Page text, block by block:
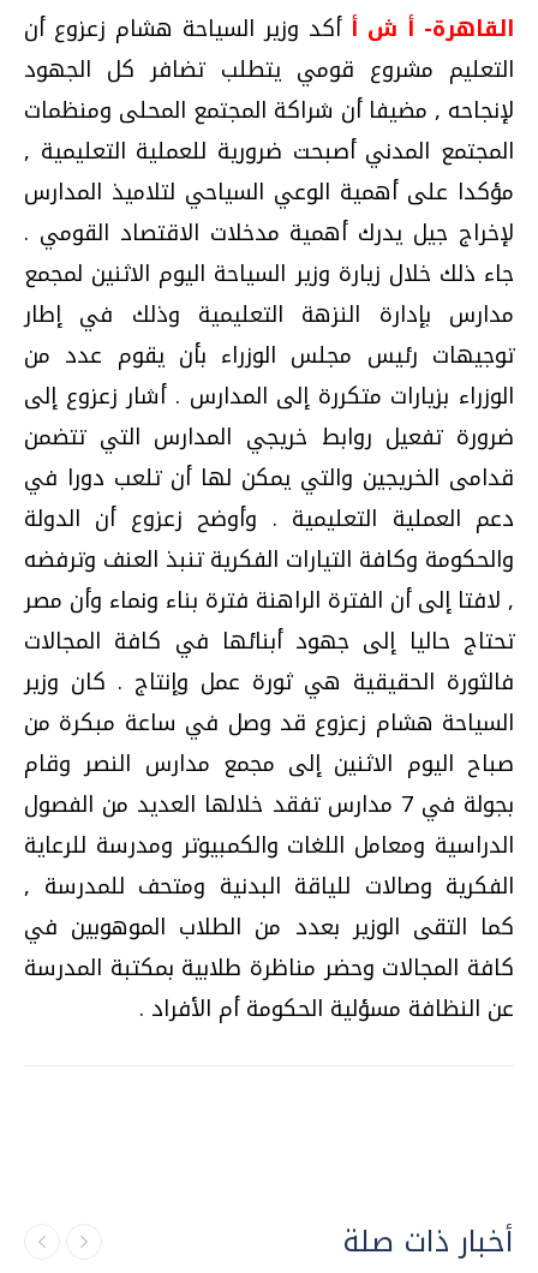
القاهرة- أ ش أ أكد وزير السياحة هشام زعزوع أن
التعليم مشروع قومي يتطلب تضافر كل الجهود
لإنجاحه , مضيفا أن شراكة المجتمع المحلى ومنظمات
المجتمع المدني أصبحت ضرورية للعملية التعليمية ,
مؤكدا على أهمية الوعي السياحي لتلاميذ المدارس
لإخراج جيل يدرك أهمية مدخلات الاقتصاد القومي .
جاء ذلك خلال زيارة وزير السياحة اليوم الاثنين لمجمع
مدارس بإدارة النزهة التعليمية وذلك في إطار
توجيهات رئيس مجلس الوزراء بأن يقوم عدد من
الوزراء بزيارات متكررة إلى المدارس . أشار زعزوع إلى
ضرورة تفعيل روابط خريجي المدارس التي تتضمن
قدامى الخريجين والتي يمكن لها أن تلعب دورا في
دعم العملية التعليمية . وأوضح زعزوع أن الدولة
والحكومة وكافة التيارات الفكرية تنبذ العنف وترفضه
, لافتا إلى أن الفترة الراهنة فترة بناء ونماء وأن مصر
تحتاج حاليا إلى جهود أبنائها في كافة المجالات
فالثورة الحقيقية هي ثورة عمل وإنتاج . كان وزير
السياحة هشام زعزوع قد وصل في ساعة مبكرة من
صباح اليوم الاثنين إلى مجمع مدارس النصر وقام
بجولة في 7 مدارس تفقد خلالها العديد من الفصول
الدراسية ومعامل اللغات والكمبيوتر ومدرسة للرعاية
الفكرية وصالات للياقة البدنية ومتحف للمدرسة ,
كما التقى الوزير بعدد من الطلاب الموهوبين في
كافة المجالات وحضر مناظرة طلابية بمكتبة المدرسة
عن النظافة مسؤلية الحكومة أم الأفراد .
أخبار ذات صلة